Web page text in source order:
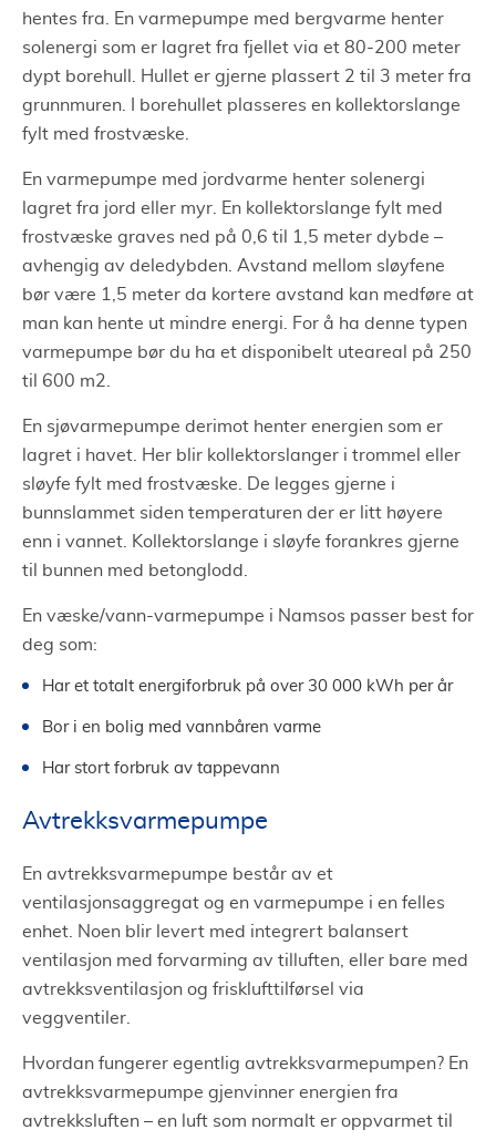
hentes fra. En varmepumpe med bergvarme henter
solenergi som er lagret fra fjellet via et 80-200 meter
dypt borehull. Hullet er gjerne plassert 2 til 3 meter fra
grunnmuren. I borehullet plasseres en kollektorslange
fylt med frostvæske.
En varmepumpe med jordvarme henter solenergi
lagret fra jord eller myr. En kollektorslange fylt med
frostvæske graves ned på 0,6 til 1,5 meter dybde –
avhengig av deledybden. Avstand mellom sløyfene
bør være 1,5 meter da kortere avstand kan medføre at
man kan hente ut mindre energi. For å ha denne typen
varmepumpe bør du ha et disponibelt uteareal på 250
til 600 m2.
En sjøvarmepumpe derimot henter energien som er
lagret i havet. Her blir kollektorslanger i trommel eller
sløyfe fylt med frostvæske. De legges gjerne i
bunnslammet siden temperaturen der er litt høyere
enn i vannet. Kollektorslange i sløyfe forankres gjerne
til bunnen med betonglodd.
En væske/vann-varmepumpe i Namsos passer best for
deg som:
Har et totalt energiforbruk på over 30 000 kWh per år
Bor i en bolig med vannbåren varme
Har stort forbruk av tappevann
Avtrekksvarmepumpe
En avtrekksvarmepumpe består av et
ventilasjonsaggregat og en varmepumpe i en felles
enhet. Noen blir levert med integrert balansert
ventilasjon med forvarming av tilluften, eller bare med
avtrekksventilasjon og frisklufttilførsel via
veggventiler.
Hvordan fungerer egentlig avtrekksvarmepumpen? En
avtrekksvarmepumpe gjenvinner energien fra
avtrekksluften – en luft som normalt er oppvarmet til